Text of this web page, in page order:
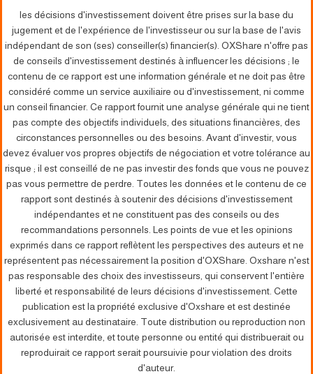
les décisions d'investissement doivent être prises sur la base du
jugement et de l'expérience de l'investisseur ou sur la base de l'avis
indépendant de son (ses) conseiller(s) financier(s). OXShare n'offre pas
de conseils d'investissement destinés à influencer les décisions ; le
contenu de ce rapport est une information générale et ne doit pas être
considéré comme un service auxiliaire ou d'investissement, ni comme
un conseil financier. Ce rapport fournit une analyse générale qui ne tient
pas compte des objectifs individuels, des situations financières, des
circonstances personnelles ou des besoins. Avant d'investir, vous
devez évaluer vos propres objectifs de négociation et votre tolérance au
risque ; il est conseillé de ne pas investir des fonds que vous ne pouvez
pas vous permettre de perdre. Toutes les données et le contenu de ce
rapport sont destinés à soutenir des décisions d'investissement
indépendantes et ne constituent pas des conseils ou des
recommandations personnels. Les points de vue et les opinions
exprimés dans ce rapport reflètent les perspectives des auteurs et ne
représentent pas nécessairement la position d'OXShare. Oxshare n'est
pas responsable des choix des investisseurs, qui conservent l'entière
liberté et responsabilité de leurs décisions d'investissement. Cette
publication est la propriété exclusive d'Oxshare et est destinée
exclusivement au destinataire. Toute distribution ou reproduction non
autorisée est interdite, et toute personne ou entité qui distribuerait ou
reproduirait ce rapport serait poursuivie pour violation des droits
d'auteur.